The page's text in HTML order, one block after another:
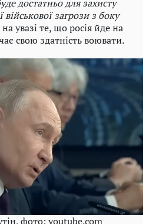
достатньо для захисту
військової загрози з боку
увазі те, що росія йде на
свою здатність воювати.
фото: youtube.com